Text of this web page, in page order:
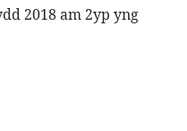
2018 am 2yp yng